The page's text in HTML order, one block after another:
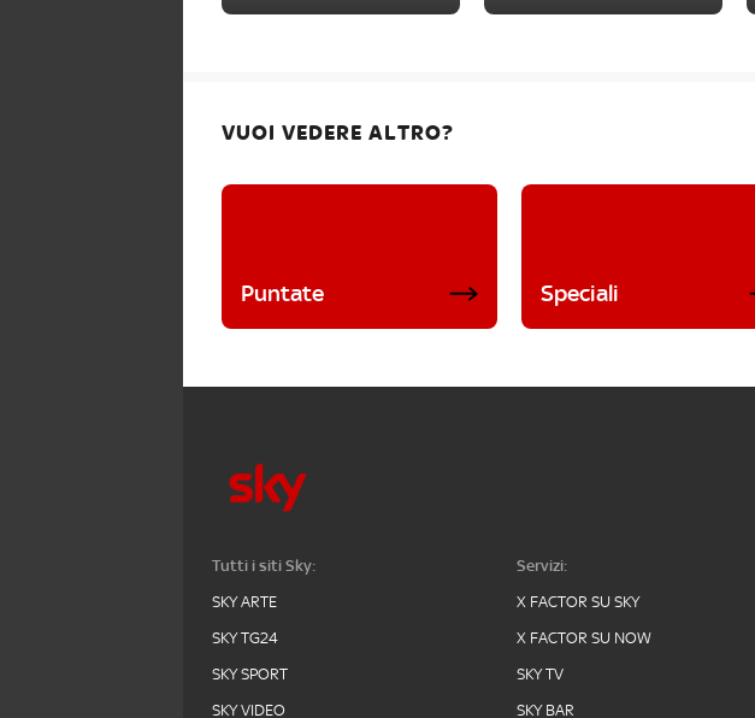
VUOI VEDERE ALTRO?
Puntate Speciali
Tutti i siti Sky:
SKY ARTE
SKY TG24
SKY SPORT
SKY VIDEO
Servizi:
X FACTOR SU SKY
X FACTOR SU NOW
SKY TV
SKY BAR